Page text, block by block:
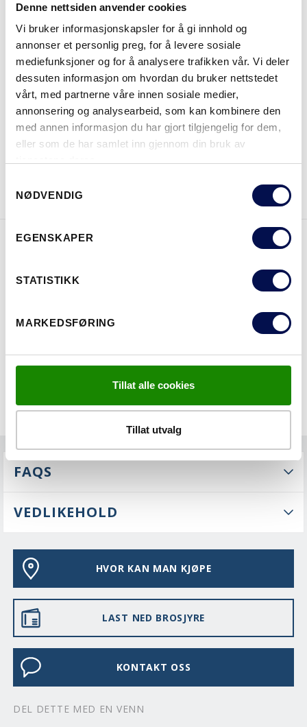
Denne nettsiden anvender cookies
Vi bruker informasjonskapsler for å gi innhold og
annonser et personlig preg, for å levere sosiale
mediefunksjoner og for å analysere trafikken vår. Vi deler
dessuten informasjon om hvordan du bruker nettstedet
vårt, med partnerne våre innen sosiale medier,
annonsering og analysearbeid, som kan kombinere den
med annen informasjon du har gjort tilgjengelig for dem,
eller som de har samlet inn gjennom din bruk av
Selection
NØDVENDIG
EGENSKAPER
STATISTIKK
MARKEDSFØRING
Tillat alle cookies
Tillat utvalg
STØRRELSER
HVOR KAN MAN KJØPE
FAQS
VEDLIKEHOLD
HVOR KAN MAN KJØPE
LAST NED BROSJYRE
KONTAKT OSS
DEL DETTE MED EN VENN